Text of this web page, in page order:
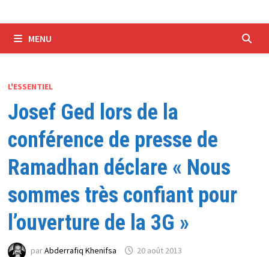
MENU
L'ESSENTIEL
Josef Ged lors de la
conférence de presse de
Ramadhan déclare « Nous
sommes très confiant pour
l’ouverture de la 3G »
parAbderrafiq Khenifsa 20 août 2013